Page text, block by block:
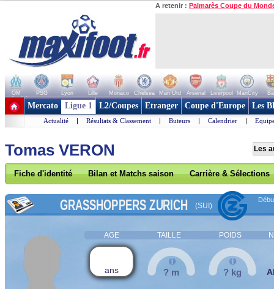
A retenir : Palmarès Coupe du
OM PSG Lyon Lille Monaco Chelsea Man Utd Arsenal Liverpool ManCity
+ de clubs
Mercato Ligue 1 L2/Coupes Etranger Coupe d'Europe Les
Actualité | Résultats & Classement | Buteurs | Calendrier |
Tomas VERON Les
Fiche d'identité Bilan et Matchs saison Carrière & Sélections
GRASSHOPPERS ZURICH (SUI)
AGE TAILLE POIDS
ans ? m ? kg